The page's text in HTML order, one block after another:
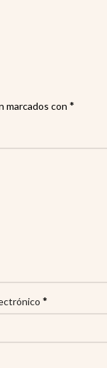
marcados con *
*